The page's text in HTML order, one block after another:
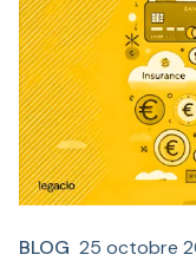
BLOG 25 octobre